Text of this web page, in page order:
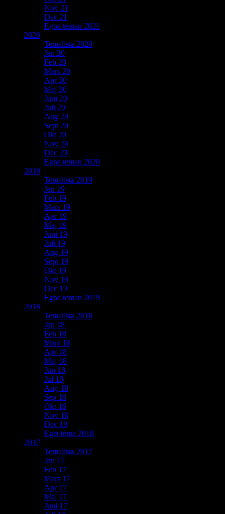
Nov 21
Dec 21
Egna teman 2021
2020
Temalista 2020
Jan 20
Feb 20
Mars 20
Apr 20
Maj 20
Juni 20
Juli 20
Aug 20
Sept 20
Okt 20
Nov 20
Dec 20
Egna teman 2020
2019
Temalista 2019
Jan 19
Feb 19
Mars 19
Apr 19
Maj 19
Juni 19
Juli 19
Aug 19
Sept 19
Okt 19
Nov 19
Dec 19
Egna teman 2019
2018
Temalista 2018
Jan 18
Feb 18
Mars 18
Apr 18
Maj 18
Jun 18
Jul 18
Aug 18
Sep 18
Okt 18
Nov 18
Dec 18
Eget tema 2018
2017
Temalista 2017
Jan 17
Feb 17
Mars 17
Apr 17
Maj 17
Juni 17